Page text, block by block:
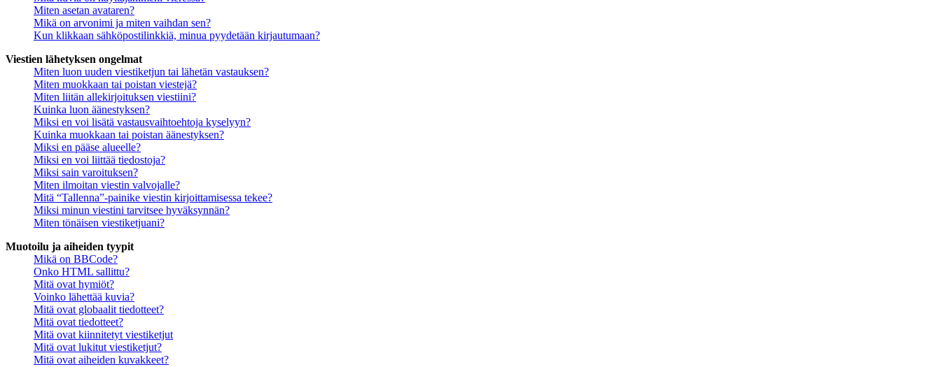
Miten asetan avataren?
Mikä on arvonimi ja miten vaihdan sen?
Kun klikkaan sähköpostilinkkiä, minua pyydetään kirjautumaan?
Viestien lähetyksen ongelmat
Miten luon uuden viestiketjun tai lähetän vastauksen?
Miten muokkaan tai poistan viestejä?
Miten liitän allekirjoituksen viestiini?
Kuinka luon äänestyksen?
Miksi en voi lisätä vastausvaihtoehtoja kyselyyn?
Kuinka muokkaan tai poistan äänestyksen?
Miksi en pääse alueelle?
Miksi en voi liittää tiedostoja?
Miksi sain varoituksen?
Miten ilmoitan viestin valvojalle?
Mitä “Tallenna”-painike viestin kirjoittamisessa tekee?
Miksi minun viestini tarvitsee hyväksynnän?
Miten tönäisen viestiketjuani?
Muotoilu ja aiheiden tyypit
Mikä on BBCode?
Onko HTML sallittu?
Mitä ovat hymiöt?
Voinko lähettää kuvia?
Mitä ovat globaalit tiedotteet?
Mitä ovat tiedotteet?
Mitä ovat kiinnitetyt viestiketjut
Mitä ovat lukitut viestiketjut?
Mitä ovat aiheiden kuvakkeet?